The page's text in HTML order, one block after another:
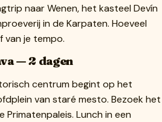
naar Wenen, het kasteel Devín
in de Karpaten. Hoeveel
van je tempo.
— 2 dagen
centrum begint op het
van staré mesto. Bezoek het
Lunch in een